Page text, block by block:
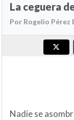
La ceguera
Por Rogelio Pérez
Nadie se